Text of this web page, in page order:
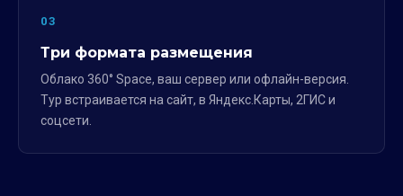
03
Три формата размещения
Облако 360° Space, ваш сервер или офлайн-версия.
Тур встраивается на сайт, в Яндекс.Карты, 2ГИС и
соцсети.